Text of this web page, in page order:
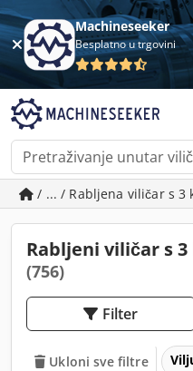
Machineseeker
Besplatno u trgovini
/ ... / Rabljena viličar s 3
Rabljeni viličar s
(756)
Filter
Ukloni sve filtre